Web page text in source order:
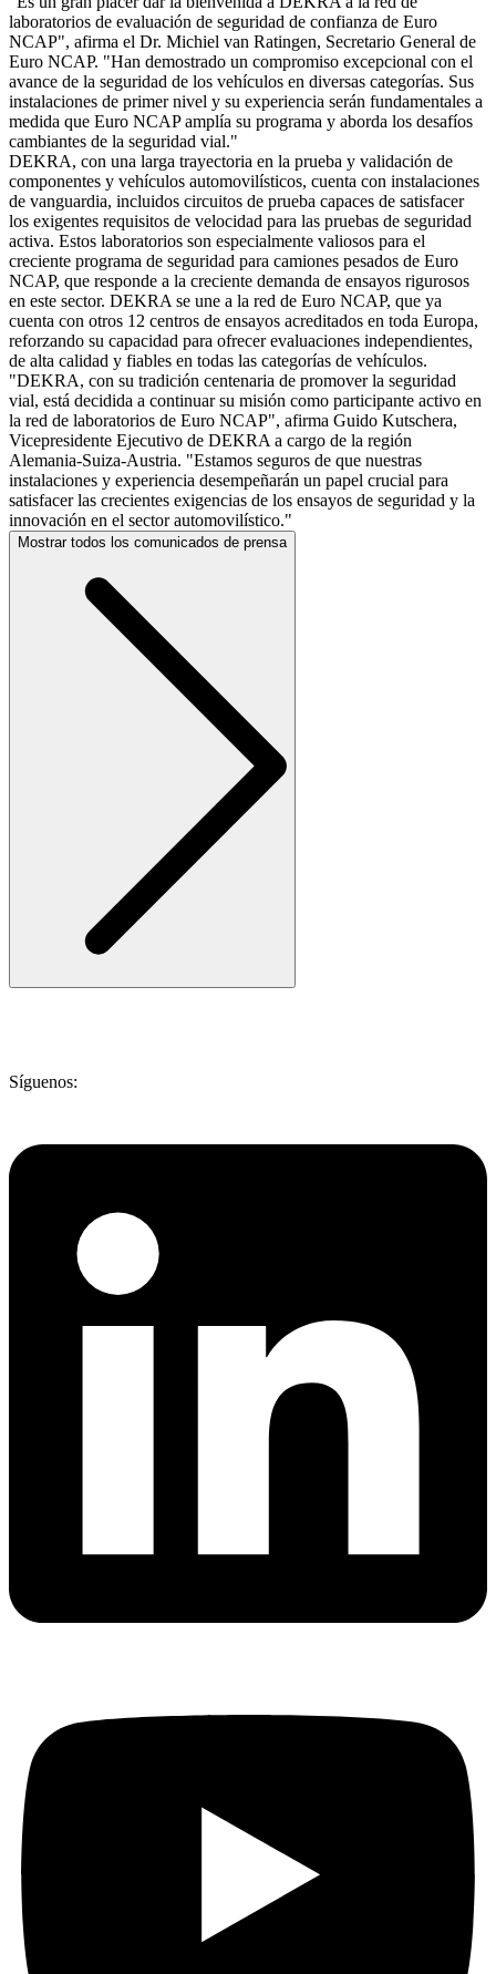
laboratorios de evaluación de seguridad de confianza de Euro
NCAP", afirma el Dr. Michiel van Ratingen, Secretario General de
Euro NCAP. "Han demostrado un compromiso excepcional con el
avance de la seguridad de los vehículos en diversas categorías. Sus
instalaciones de primer nivel y su experiencia serán fundamentales a
medida que Euro NCAP amplía su programa y aborda los desafíos
cambiantes de la seguridad vial."
DEKRA, con una larga trayectoria en la prueba y validación de
componentes y vehículos automovilísticos, cuenta con instalaciones
de vanguardia, incluidos circuitos de prueba capaces de satisfacer
los exigentes requisitos de velocidad para las pruebas de seguridad
activa. Estos laboratorios son especialmente valiosos para el
creciente programa de seguridad para camiones pesados de Euro
NCAP, que responde a la creciente demanda de ensayos rigurosos
en este sector. DEKRA se une a la red de Euro NCAP, que ya
cuenta con otros 12 centros de ensayos acreditados en toda Europa,
reforzando su capacidad para ofrecer evaluaciones independientes,
de alta calidad y fiables en todas las categorías de vehículos.
"DEKRA, con su tradición centenaria de promover la seguridad
vial, está decidida a continuar su misión como participante activo en
la red de laboratorios de Euro NCAP", afirma Guido Kutschera,
Vicepresidente Ejecutivo de DEKRA a cargo de la región
Alemania-Suiza-Austria. "Estamos seguros de que nuestras
instalaciones y experiencia desempeñarán un papel crucial para
satisfacer las crecientes exigencias de los ensayos de seguridad y la
innovación en el sector automovilístico."
Mostrar todos los comunicados de prensa
Síguenos: